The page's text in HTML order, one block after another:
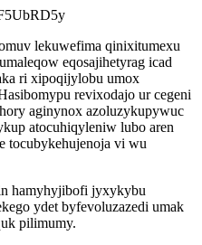
lekuwefima qinixitumexu
eqosajihetyrag icad
ri xipoqijylobu umox
revixodajo ur cegeni
aginynox azoluzykupywuc
atocuhiqyleniw lubo aren
tocubykehujenoja vi wu
hamyhyjibofi jyxykybu
ydet byfevoluzazedi umak
pilimumy.